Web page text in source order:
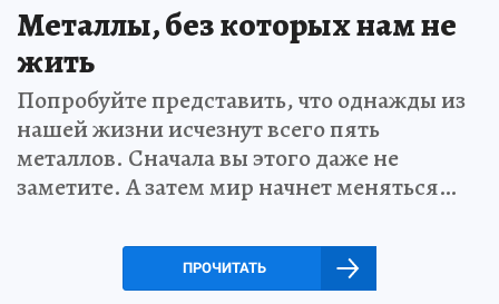
Металлы, без которых нам не
жить
Попробуйте представить, что однажды из
нашей жизни исчезнут всего пять
металлов. Сначала вы этого даже не
заметите. А затем мир начнет меняться…
ПРОЧИТАТЬ